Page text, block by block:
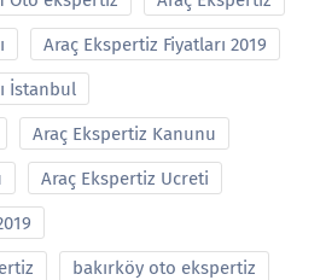
Araç Ekspertiz Fiyatları 2019
İstanbul
Araç Ekspertiz Kanunu
Araç Ekspertiz Ucreti
bakırköy oto ekspertiz